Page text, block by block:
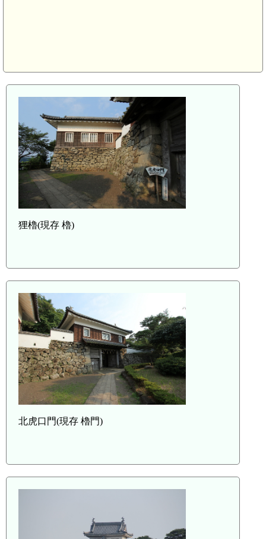
狸櫓(現存 櫓)
北虎口門(現存 櫓門)